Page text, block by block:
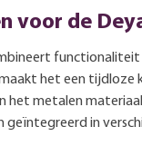
voor de
het een tijdloze
het metalen
geïntegreerd in